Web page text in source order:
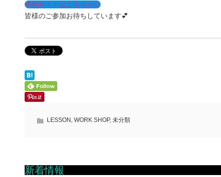
予約サイトはこちらから
皆様のご参加お待ちしています💕
LESSON , WORK SHOP, 未分類
新着情報